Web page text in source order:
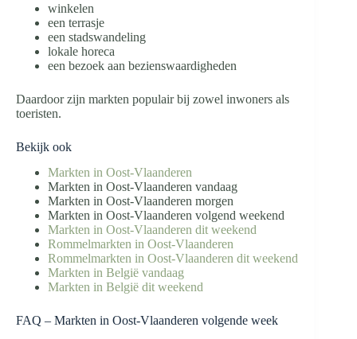
winkelen
een terrasje
een stadswandeling
lokale horeca
een bezoek aan bezienswaardigheden
Daardoor zijn markten populair bij zowel inwoners als
toeristen.
Bekijk ook
Markten in Oost-Vlaanderen
Markten in Oost-Vlaanderen vandaag
Markten in Oost-Vlaanderen morgen
Markten in Oost-Vlaanderen volgend weekend
Markten in Oost-Vlaanderen dit weekend
Rommelmarkten in Oost-Vlaanderen
Rommelmarkten in Oost-Vlaanderen dit weekend
Markten in België vandaag
Markten in België dit weekend
FAQ – Markten in Oost-Vlaanderen volgende week